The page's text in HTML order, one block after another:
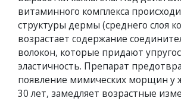
витаминного комплекса
структуры дермы (среднего слоя
возрастает содержание
волокон, которые придают
эластичность. Препарат
появление мимических морщин у
30 лет, замедляет возрастные